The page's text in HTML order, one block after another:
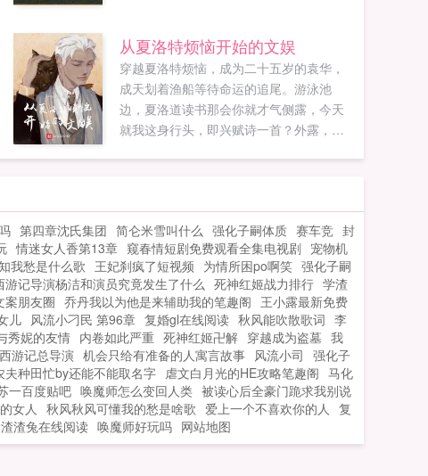
从夏洛特烦恼开始的文娱
穿越夏洛特烦恼，成为二十五岁的袁华，
成天划着渔船等待命运的追尾。游泳池
边，夏洛道读书那会你就才气侧露，今天
就我这身行头，即兴赋诗一首？外露，外
袁华洛哥，我想开一家电影投资公司。如
果您喜欢从夏洛特烦恼开始的文娱，别忘
记分享给朋友...
第四章沈氏集团 简仑米雪叫什么 强化子嗣体质 赛车竞 封
情迷女人香第13章 窥春情短剧免费观看全集电视剧 宠物机
我愁是什么歌 王妃刹疯了短视频 为情所困po啊笑 强化子嗣
游记导演杨洁和演员究竟发生了什么 死神红姬战力排行 学渣
案朋友圈 乔丹我以为他是来辅助我的笔趣阁 王小露最新免费
儿 风流小刁民 第96章 复婚gl在线阅读 秋风能吹散歌词 李
秀妮的友情 内卷如此严重 死神红姬卍解 穿越成为盗墓 我
游记总导演 机会只给有准备的人寓言故事 风流小司 强化子
夫种田忙by还能不能取名字 虐文白月光的HE攻略笔趣阁 马化
一百度贴吧 唤魔师怎么变回人类 被读心后全豪门跪求我别说
女人 秋风秋风可懂我的愁是啥歌 爱上一个不喜欢你的人 复
渣兔在线阅读 唤魔师好玩吗 网站地图